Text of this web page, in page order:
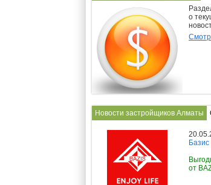
о
Новости застройщиков Алматы
Базис
от